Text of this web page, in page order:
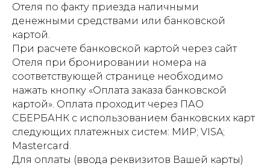
Отеля по факту приезда наличными
денежными средствами или банковской
картой.
При расчете банковской картой через сайт
Отеля при бронировании номера на
соответствующей странице необходимо
нажать кнопку «Оплата заказа банковской
картой». Оплата проходит через ПАО
СБЕРБАНК с использованием банковских карт
следующих платежных систем: МИР; VISA;
Mastercard.
Для оплаты (ввода реквизитов Вашей карты)